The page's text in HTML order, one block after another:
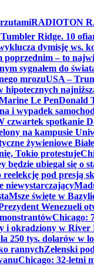
RADIOTON
Ridge. 10
dymisję ws.
– to
sygnałem do
mrozuUSA –
Le PenDonald
i wypadek
czwartek spotkanie
na kampusie
żywieniowe
Tokio protestuje
będzie ubiegał się o
pod presją
niewystarczający
Msze święte w
Wenezueli
Chicago:
i okradziony w River
250 tys. dolarów w
rannychZełenski
Chicago: 32-letni